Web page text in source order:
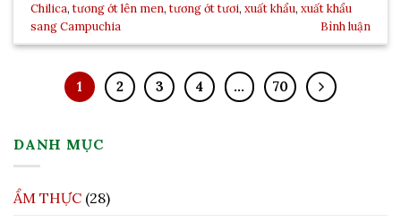
Chilica,tương ớt lên men,tương ớt tươi,xuất khẩu,xuất khẩu
sang Campuchia
Bình luận
1 2 3 4 … 70
DANH MỤC
ẨM THỰC (28)